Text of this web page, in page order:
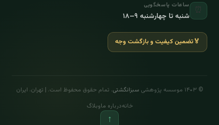
⏰ ساعات پاسخگویی
شنبه تا چهارشنبه ۹–۱۸
🏅تضمین کیفیت و بازگشت وجه
© ۱۴۰۳ موسسه پژوهشی سبزانگشتی. تمام حقوق محفوظ است. | تهران، ایران
خانهدرباره ماوبلاگ
↑